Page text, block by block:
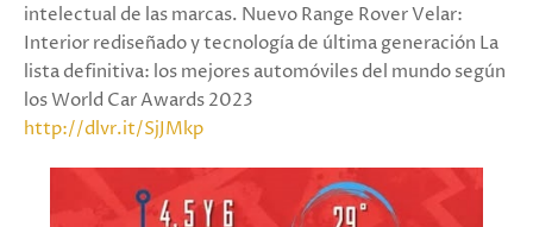
intelectual de las marcas. Nuevo Range Rover Velar:
Interior rediseñado y tecnología de última generación La
lista definitiva: los mejores automóviles del mundo según
los World Car Awards 2023
http://dlvr.it/SjJMkp